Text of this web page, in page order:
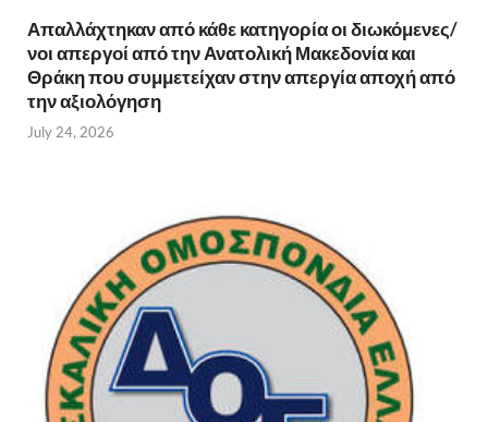
Απαλλάχτηκαν από κάθε κατηγορία οι διωκόμενες/
νοι απεργοί από την Ανατολική Μακεδονία και
Θράκη που συμμετείχαν στην απεργία αποχή από
την αξιολόγηση
July 24, 2026